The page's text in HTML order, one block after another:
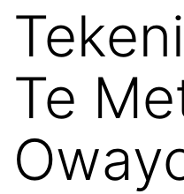
Te